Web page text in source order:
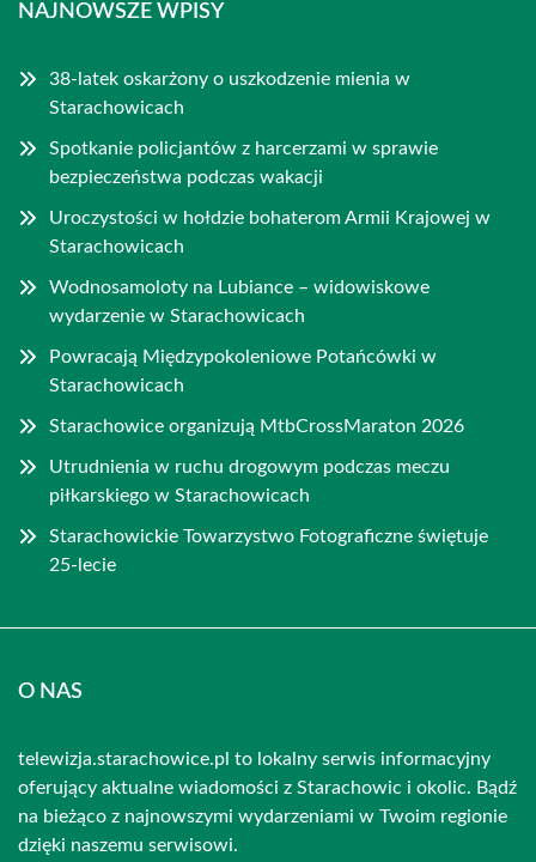
NAJNOWSZE WPISY
38-latek oskarżony o uszkodzenie mienia w
Starachowicach
Spotkanie policjantów z harcerzami w sprawie
bezpieczeństwa podczas wakacji
Uroczystości w hołdzie bohaterom Armii Krajowej w
Starachowicach
Wodnosamoloty na Lubiance – widowiskowe
wydarzenie w Starachowicach
Powracają Międzypokoleniowe Potańcówki w
Starachowicach
Starachowice organizują MtbCrossMaraton 2026
Utrudnienia w ruchu drogowym podczas meczu
piłkarskiego w Starachowicach
Starachowickie Towarzystwo Fotograficzne świętuje
25-lecie
O NAS
telewizja.starachowice.pl to lokalny serwis informacyjny
oferujący aktualne wiadomości z Starachowic i okolic. Bądź
na bieżąco z najnowszymi wydarzeniami w Twoim regionie
dzięki naszemu serwisowi.